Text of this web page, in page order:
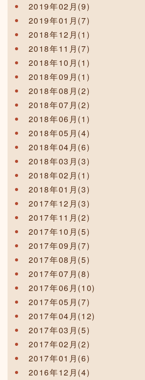
2019年02月(9)
2019年01月(7)
2018年12月(1)
2018年11月(7)
2018年10月(1)
2018年09月(1)
2018年08月(2)
2018年07月(2)
2018年06月(1)
2018年05月(4)
2018年04月(6)
2018年03月(3)
2018年02月(1)
2018年01月(3)
2017年12月(3)
2017年11月(2)
2017年10月(5)
2017年09月(7)
2017年08月(5)
2017年07月(8)
2017年06月(10)
2017年05月(7)
2017年04月(12)
2017年03月(5)
2017年02月(2)
2017年01月(6)
2016年12月(4)